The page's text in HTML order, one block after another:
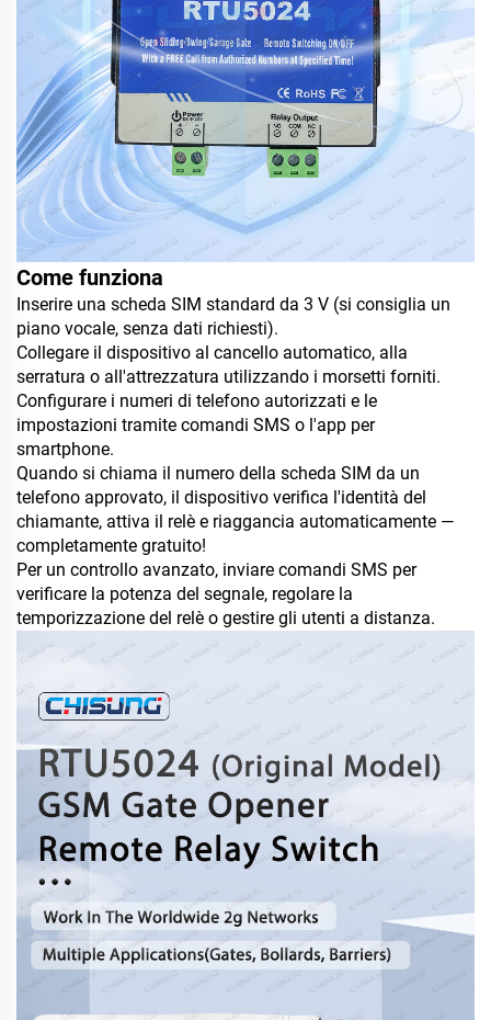
Come funziona
Inserire una scheda SIM standard da 3 V (si consiglia un
piano vocale, senza dati richiesti).
Collegare il dispositivo al cancello automatico, alla
serratura o all'attrezzatura utilizzando i morsetti forniti.
Configurare i numeri di telefono autorizzati e le
impostazioni tramite comandi SMS o l'app per
smartphone.
Quando si chiama il numero della scheda SIM da un
telefono approvato, il dispositivo verifica l'identità del
chiamante, attiva il relè e riaggancia automaticamente —
completamente gratuito!
Per un controllo avanzato, inviare comandi SMS per
verificare la potenza del segnale, regolare la
temporizzazione del relè o gestire gli utenti a distanza.